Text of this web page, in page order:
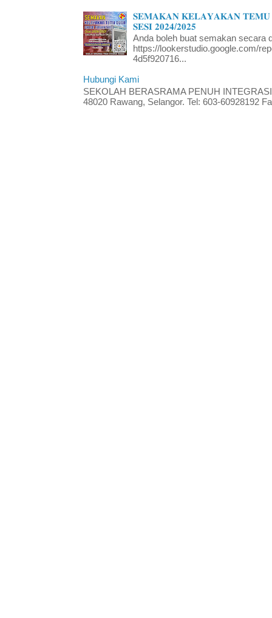
𝐒𝐄𝐌𝐀𝐊𝐀𝐍 𝐊𝐄𝐋𝐀𝐘𝐀𝐊𝐀𝐍 𝐓𝐄𝐌𝐔
𝐒𝐄𝐒𝐈 𝟐𝟎𝟐𝟒/𝟐𝟎𝟐𝟓
Anda boleh buat semakan secara
https://lookerstudio.google.com/
4d5f920716...
Hubungi Kami
SEKOLAH BERASRAMA PENUH
48020 Rawang, Selangor. Tel: 603-60928192